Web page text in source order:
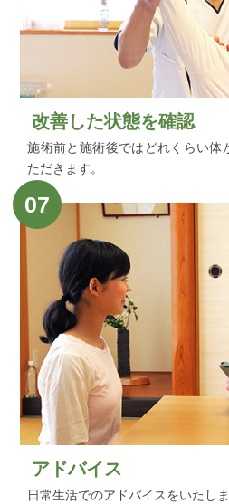
改善した状態を確認
施術前と施術後ではどれくらい体
ただきます。
07
アドバイス
日常生活でのアドバイスをいたしま